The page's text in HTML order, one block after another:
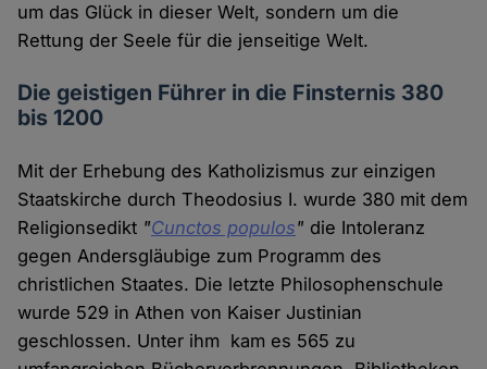
um das Glück in dieser Welt, sondern um die
Rettung der Seele für die jenseitige Welt.
Die geistigen Führer in die Finsternis 380
bis 1200
Mit der Erhebung des Katholizismus zur einzigen
Staatskirche durch Theodosius I. wurde 380 mit dem
Religionsedikt "Cunctos populos" die Intoleranz
gegen Andersgläubige zum Programm des
christlichen Staates. Die letzte Philosophenschule
wurde 529 in Athen von Kaiser Justinian
geschlossen. Unter ihm kam es 565 zu